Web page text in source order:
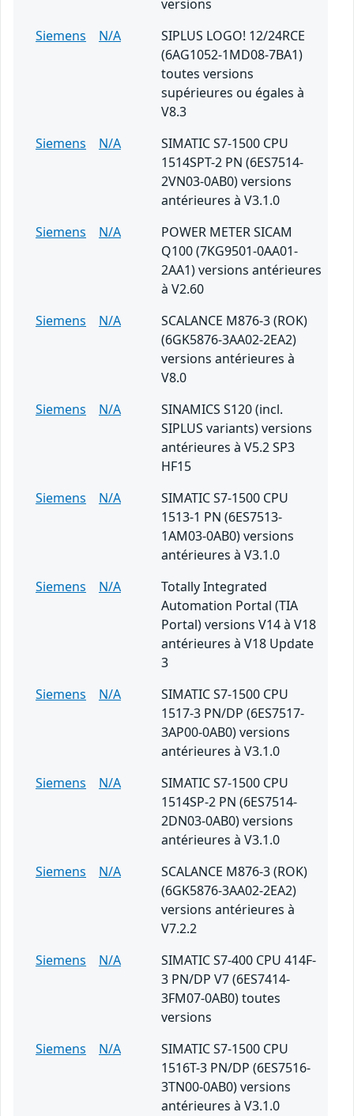
versions
Siemens
N/A
SIPLUS LOGO! 12/24RCE
(6AG1052-1MD08-7BA1)
toutes versions
supérieures ou égales à
V8.3
Siemens
N/A
SIMATIC S7-1500 CPU
1514SPT-2 PN (6ES7514-
2VN03-0AB0) versions
antérieures à V3.1.0
Siemens
N/A
POWER METER SICAM
Q100 (7KG9501-0AA01-
2AA1) versions antérieures
à V2.60
Siemens
N/A
SCALANCE M876-3 (ROK)
(6GK5876-3AA02-2EA2)
versions antérieures à
V8.0
Siemens
N/A
SINAMICS S120 (incl.
SIPLUS variants) versions
antérieures à V5.2 SP3
HF15
Siemens
N/A
SIMATIC S7-1500 CPU
1513-1 PN (6ES7513-
1AM03-0AB0) versions
antérieures à V3.1.0
Siemens
N/A
Totally Integrated
Automation Portal (TIA
Portal) versions V14 à V18
antérieures à V18 Update
3
Siemens
N/A
SIMATIC S7-1500 CPU
1517-3 PN/DP (6ES7517-
3AP00-0AB0) versions
antérieures à V3.1.0
Siemens
N/A
SIMATIC S7-1500 CPU
1514SP-2 PN (6ES7514-
2DN03-0AB0) versions
antérieures à V3.1.0
Siemens
N/A
SCALANCE M876-3 (ROK)
(6GK5876-3AA02-2EA2)
versions antérieures à
V7.2.2
Siemens
N/A
SIMATIC S7-400 CPU 414F-
3 PN/DP V7 (6ES7414-
3FM07-0AB0) toutes
versions
Siemens
N/A
SIMATIC S7-1500 CPU
1516T-3 PN/DP (6ES7516-
3TN00-0AB0) versions
antérieures à V3.1.0